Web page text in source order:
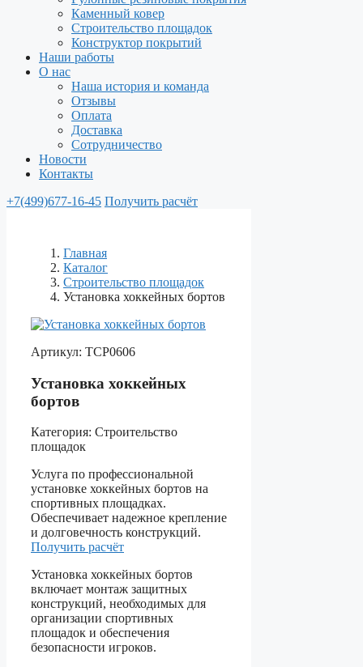
Каменный ковер
Строительство площадок
Конструктор покрытий
Наши работы
О нас
Наша история и команда
Отзывы
Оплата
Доставка
Сотрудничество
Новости
Контакты
+7(499)677-16-45 Получить расчёт
Главная
Каталог
Строительство площадок
Установка хоккейных бортов
Артикул: ТСР0606
Установка хоккейных
бортов
Категория: Строительство
площадок
Услуга по профессиональной
установке хоккейных бортов на
спортивных площадках.
Обеспечивает надежное крепление
и долговечность конструкций.
Получить расчёт
Установка хоккейных бортов
включает монтаж защитных
конструкций, необходимых для
организации спортивных
площадок и обеспечения
безопасности игроков.